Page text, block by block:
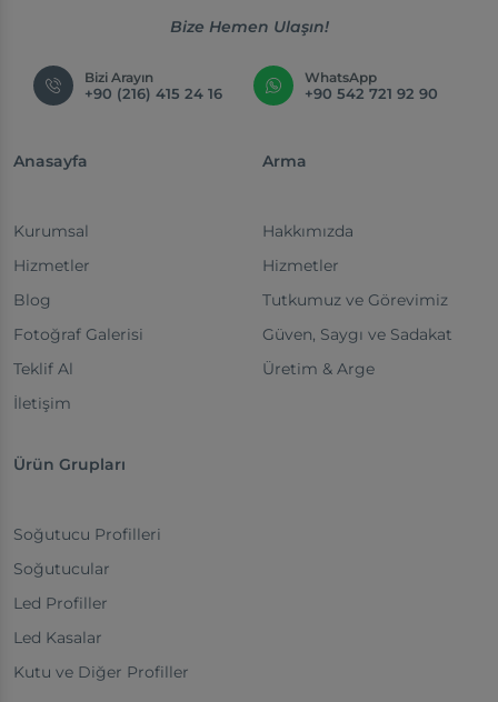
Bize Hemen Ulaşın!
Bizi Arayın
+90 (216) 415 24 16
WhatsApp
+90 542 721 92 90
Anasayfa
Kurumsal
Hizmetler
Blog
Fotoğraf Galerisi
Teklif Al
İletişim
Arma
Hakkımızda
Hizmetler
Tutkumuz ve Görevimiz
Güven, Saygı ve Sadakat
Üretim & Arge
Ürün Grupları
Soğutucu Profilleri
Soğutucular
Led Profiller
Led Kasalar
Kutu ve Diğer Profiller